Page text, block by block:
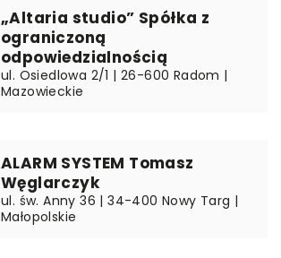
„Altaria studio” Spółka z
ograniczoną
odpowiedzialnością
ul. Osiedlowa 2/1 | 26-600 Radom |
Mazowieckie
ALARM SYSTEM Tomasz
Węglarczyk
ul. św. Anny 36 | 34-400 Nowy Targ |
Małopolskie